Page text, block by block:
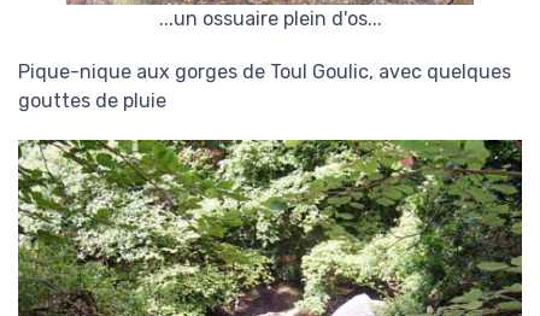
...un ossuaire plein d'os...
Pique-nique aux gorges de Toul Goulic, avec quelques
gouttes de pluie